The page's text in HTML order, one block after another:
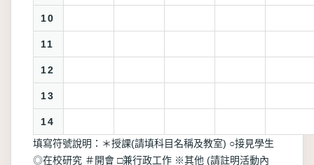
10
11
12
13
14
填寫符號說明：＊授課(請填科目名稱及教室) ○接見學生
◎在校研究 ＃開會 □兼行政工作 ※其他 (請註明活動內